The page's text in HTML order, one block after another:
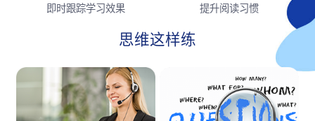
即时跟踪学习效果
提升阅读习惯
思维这样练